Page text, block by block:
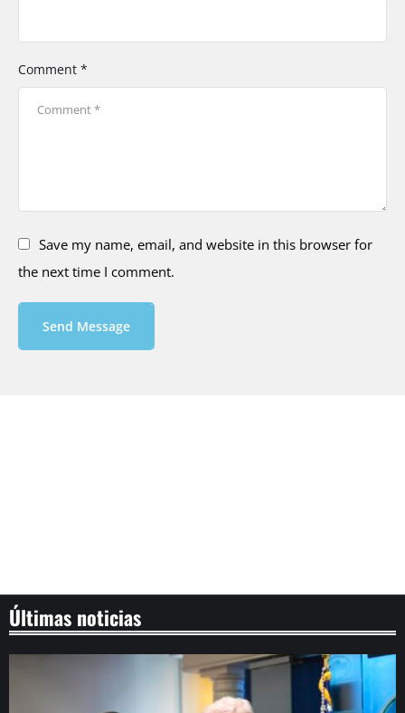
Comment *
Save my name, email, and website in this browser for
the next time I comment.
Send Message
Últimas noticias